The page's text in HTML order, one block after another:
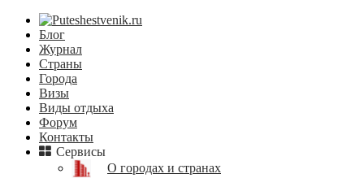
Блог
Журнал
Страны
Города
Визы
Виды отдыха
Форум
Контакты
Сервисы
О городах и странах